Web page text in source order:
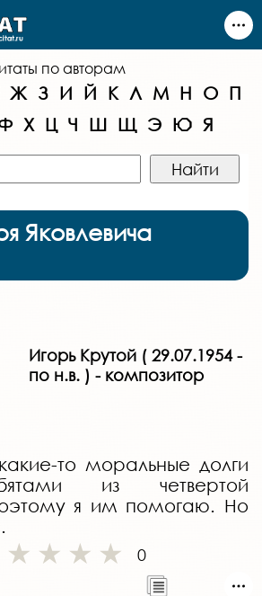
по авторам
Ж З И Й К Л М Н О П
Х Ц Ч Ш Щ Э Ю Я
Яковлевича
Игорь Крутой ( 29.07.1954 -
по н.в. ) - композитор
то моральные долги
из четвертой
я им помогаю. Но
0